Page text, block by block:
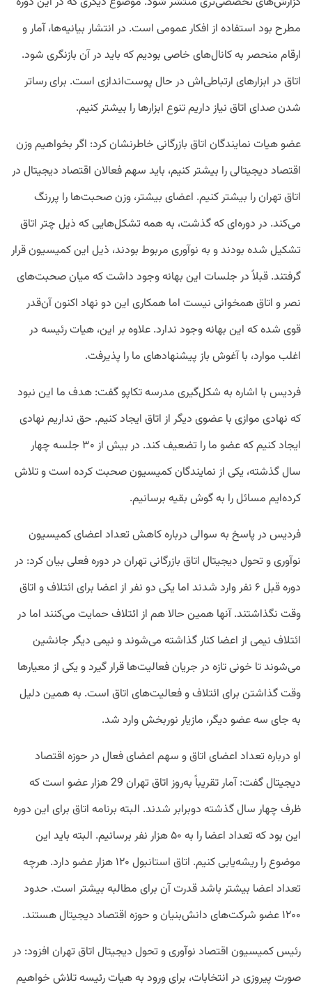
مطرح بود استفاده از افکار عمومی است. در انتشار بیانیه‌ها، آمار و
ارقام منحصر به کانال‌های خاصی بودیم که باید در آن بازنگری شود.
اتاق در ابزارهای ارتباطی‌اش در حال پوست‌اندازی است. برای رسا‌تر
شدن صدای اتاق نیاز داریم تنوع ابزارها را بیشتر کنیم.
عضو هیات نمایندگان اتاق بازرگانی خاطرنشان کرد: اگر بخواهیم وزن
اقتصاد دیجیتالی را بیشتر کنیم، باید سهم فعالان اقتصاد دیجیتال در
اتاق تهران را بیشتر کنیم. اعضای بیشتر، وزن صحبت‌ها را پررنگ
می‌کند. در دوره‌ای که گذشت، به همه تشکل‌هایی که ذیل چتر اتاق
تشکیل شده بودند و به نوآوری مربوط بودند، ذیل این کمیسیون قرار
گرفتند. قبلاً در جلسات این بهانه وجود داشت که میان صحبت‌های
نصر و اتاق همخوانی نیست اما همکاری این دو نهاد اکنون آن‌قدر
قوی شده که این بهانه وجود ندارد. علاوه بر این، هیات رئیسه در
اغلب موارد، با آغوش باز پیشنهادهای ما را پذیرفت.
فردیس با اشاره به شکل‌گیری مدرسه تکاپو گفت: هدف ما این نبود
که نهادی موازی با عضوی دیگر از اتاق ایجاد کنیم. حق نداریم نهادی
ایجاد کنیم که عضو ما را تضعیف کند. در بیش از ۳۰ جلسه چهار
سال گذشته، یکی از نمایندگان کمیسیون صحبت کرده‌ است و تلاش
کرده‌ایم مسائل را به گوش بقیه برسانیم.
فردیس در پاسخ به سوالی درباره کاهش تعداد اعضای کمیسیون
نوآوری و تحول دیجیتال اتاق بازرگانی تهران در دوره فعلی بیان کرد: در
دوره قبل ۶ نفر وارد شدند اما یکی دو نفر از اعضا برای ائتلاف و اتاق
وقت نگذاشتند. آنها همین حالا هم از ائتلاف حمایت می‌کنند اما در
ائتلاف نیمی از اعضا کنار گذاشته می‌شوند و نیمی دیگر جانشین
می‌شوند تا خونی تازه در جریان فعالیت‌ها قرار گیرد و یکی از معیارها
وقت گذاشتن برای ائتلاف و فعالیت‌های اتاق است. به همین دلیل
به جای سه عضو دیگر، مازیار نوربخش وارد شد.
او درباره تعداد اعضای اتاق و سهم اعضای فعال در حوزه اقتصاد
دیجیتال گفت: آمار تقریباً به‌روز اتاق تهران 29 هزار عضو است که
ظرف چهار سال گذشته دوبرابر شدند. البته برنامه اتاق برای این دوره
این بود که تعداد اعضا را به ۵۰ هزار نفر برسانیم. البته باید این
موضوع را ریشه‌یابی کنیم. اتاق استانبول ۱۲۰ هزار عضو دارد. هرچه
تعداد اعضا بیشتر باشد قدرت آن برای مطالبه بیشتر است. حدود
۱۲۰۰ عضو شرکت‌های دانش‌بنیان و حوزه اقتصاد دیجیتال هستند.
رئیس کمیسیون اقتصاد نوآوری و تحول دیجیتال اتاق تهران افزود: در
صورت پیروزی در انتخابات، برای ورود به هیات رئیسه تلاش خواهیم